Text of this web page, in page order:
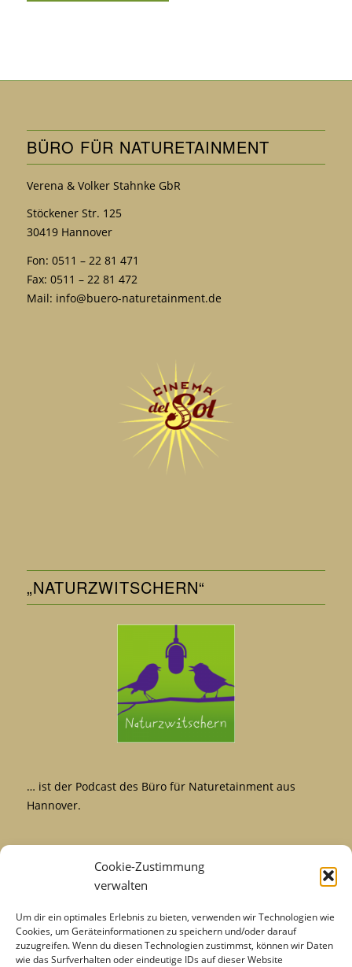
Cookie-Zustimmung
verwalten
Um dir ein optimales Erlebnis zu bieten, verwenden wir Technologien wie
Cookies, um Geräteinformationen zu speichern und/oder darauf
zuzugreifen. Wenn du diesen Technologien zustimmst, können wir Daten
wie das Surfverhalten oder eindeutige IDs auf dieser Website
BÜRO FÜR NATURETAINMENT
Verena & Volker Stahnke GbR
Stöckener Str. 125
30419 Hannover
Fon: 0511 – 22 81 471
Fax: 0511 – 22 81 472
Mail: info@buero-naturetainment.de
„NATURZWITSCHERN“
… ist der Podcast des Büro für Naturetainment aus
Hannover.